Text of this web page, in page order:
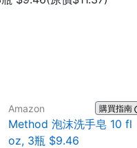
Amazon 購買指南
Method 泡沫洗手皂 10 fl
oz, 3瓶 $9.46